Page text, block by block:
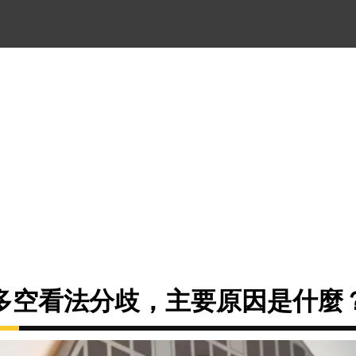
空看法分歧，主要原因是什麼